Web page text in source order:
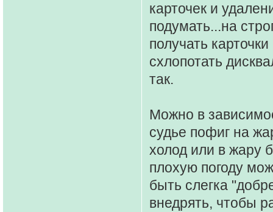
карточек и
подумать...на
получать
схлопотать
так.
Можно в
судье пофиг на
холод или в жару
плохую погоду
быть слегка
внедрять, чтобы